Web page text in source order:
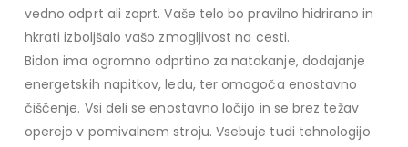
vedno odprt ali zaprt. Vaše telo bo pravilno hidrirano in
hkrati izboljšalo vašo zmogljivost na cesti.
Bidon ima ogromno odprtino za natakanje, dodajanje
energetskih napitkov, ledu, ter omogoča enostavno
čiščenje. Vsi deli se enostavno ločijo in se brez težav
operejo v pomivalnem stroju. Vsebuje tudi tehnologijo